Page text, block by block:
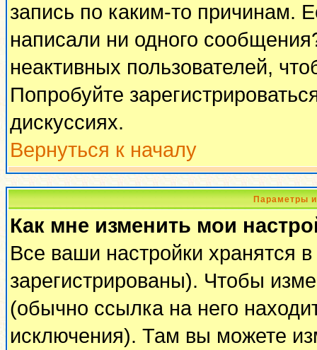
запись по каким-то причинам.
написали ни одного
неактивных пользователей,
Попробуйте
дискуссиях.
Вернуться к началу
Параметры
Как мне изменить мои
Все ваши настройки хранятся
зарегистрированы). Чтобы
(обычно ссылка на него
исключения). Там вы можете